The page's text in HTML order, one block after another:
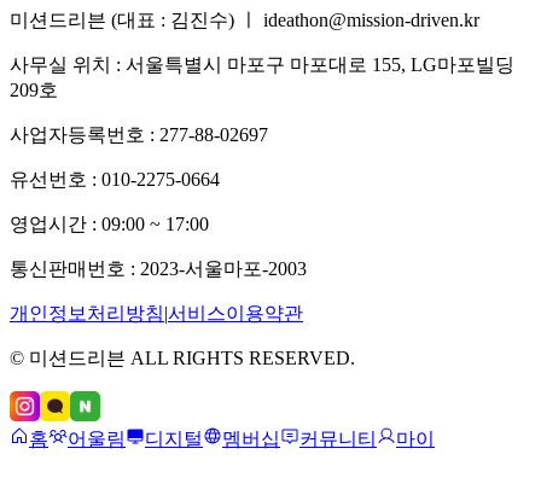
미션드리븐 (대표 : 김진수) ㅣ ideathon@mission-driven.kr
사무실 위치 : 서울특별시 마포구 마포대로 155, LG마포빌딩
209호
사업자등록번호 : 277-88-02697
유선번호 : 010-2275-0664
영업시간 : 09:00 ~ 17:00
통신판매번호 : 2023-서울마포-2003
개인정보처리방침|서비스이용약관
© 미션드리븐 ALL RIGHTS RESERVED.
홈 어울림 디지털 멤버십 커뮤니티 마이